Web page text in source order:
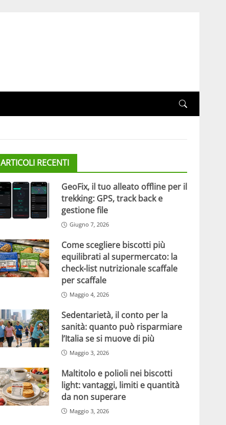
ARTICOLI RECENTI
GeoFix, il tuo alleato offline per il
trekking: GPS, track back e
gestione file
Giugno 7, 2026
Come scegliere biscotti più
equilibrati al supermercato: la
check-list nutrizionale scaffale
per scaffale
Maggio 4, 2026
Sedentarietà, il conto per la
sanità: quanto può risparmiare
l’Italia se si muove di più
Maggio 3, 2026
Maltitolo e polioli nei biscotti
light: vantaggi, limiti e quantità
da non superare
Maggio 3, 2026